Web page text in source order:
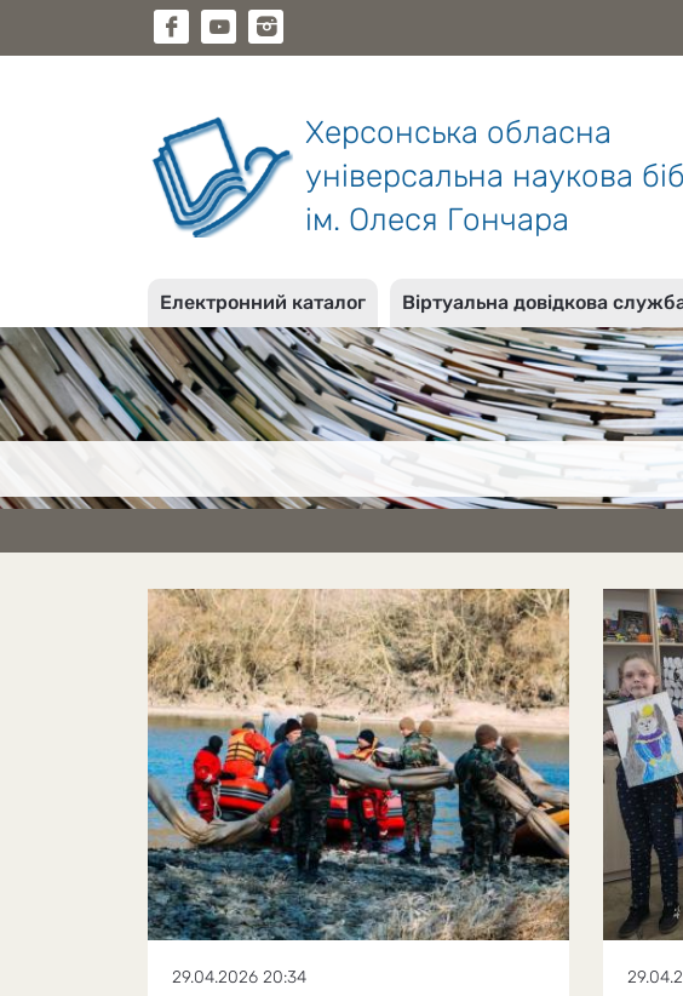
Херсонська обласна
універсальна наукова
ім. Олеся Гончара
Електронний каталог Віртуальна довідкова
29.04.2026 20:34